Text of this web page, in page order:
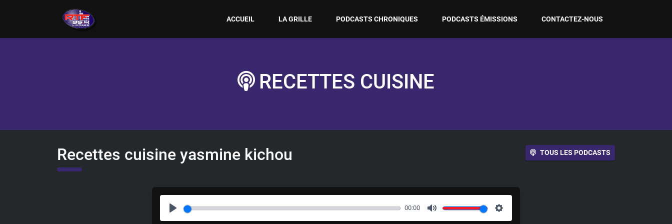
ACCUEIL LA GRILLE PODCASTS CHRONIQUES PODCASTS ÉMISSIONS CONTACTEZ-NOUS
RECETTES CUISINE
Recettes cuisine yasmine kichou TOUS LES PODCASTS
P
00:00
M
S